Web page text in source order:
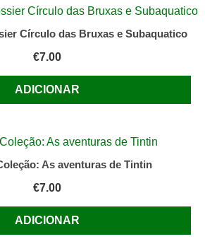
Círculo das Bruxas e Subaquatico
€7.00
ADICIONAR
As aventuras de Tintin
€7.00
ADICIONAR